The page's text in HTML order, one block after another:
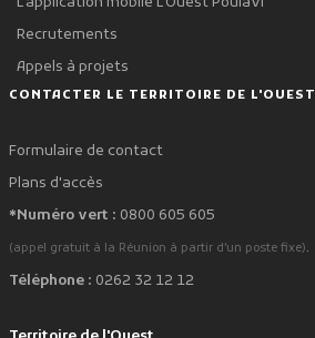
Recrutements
Appels à projets
CONTACTER LE TERRITOIRE DE L'OUEST
Formulaire de contact
Plans d'accès
*Numéro vert : 0800 605 605
(appel gratuit à la Réunion à partir d'un poste fixe).
Téléphone : 0262 32 12 12